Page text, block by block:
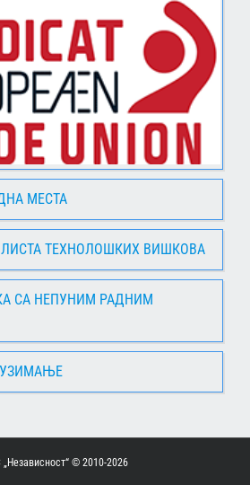
МЕСТА
ТЕХНОЛОШКИХ ВИШКОВА
СА НЕПУНИМ РАДНИМ
© 2010-2026